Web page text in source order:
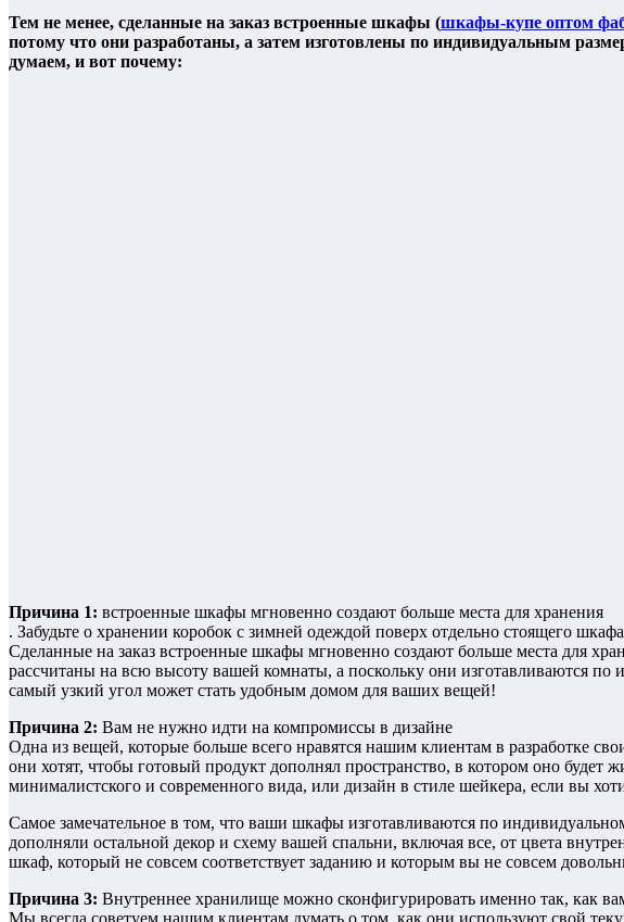
Тем не менее, сделанные на заказ встроенные шкафы (шкафы-купе оптом
потому что они разработаны, а затем изготовлены по индивидуальным
думаем, и вот почему:
Причина 1: встроенные шкафы мгновенно создают больше места для хранения
. Забудьте о хранении коробок с зимней одеждой поверх отдельно стоящего
Сделанные на заказ встроенные шкафы мгновенно создают больше места для
рассчитаны на всю высоту вашей комнаты, а поскольку они изготавливаются
самый узкий угол может стать удобным домом для ваших вещей!
Причина 2: Вам не нужно идти на компромиссы в дизайне
Одна из вещей, которые больше всего нравятся нашим клиентам в разработке
они хотят, чтобы готовый продукт дополнял пространство, в котором оно будет
минималистского и современного вида, или дизайн в стиле шейкера, если вы
Самое замечательное в том, что ваши шкафы изготавливаются по
дополняли остальной декор и схему вашей спальни, включая все, от цвета
шкаф, который не совсем соответствует заданию и которым вы не совсем
Причина 3: Внутреннее хранилище можно сконфигурировать именно так, как